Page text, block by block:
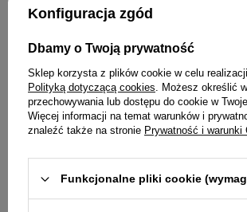
2. Środki
w instrukcji
nie jest
zasięgiem
instrukcja
3. W
do
Konfiguracja zgód
Dbamy o Twoją prywatność
Sklep korzysta z plików cookie w celu
Polityką dotyczącą cookies. Możesz określić
przechowywania lub dostępu do cookie w
Więcej informacji na temat warunków i
znaleźć także na stronie Prywatność i warunki
Funkcjonalne pliki cookie